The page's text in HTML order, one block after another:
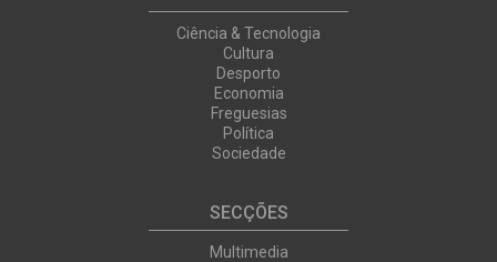
Ciência & Tecnologia
Cultura
Desporto
Economia
Freguesias
Política
Sociedade
SECÇÕES
Multimedia